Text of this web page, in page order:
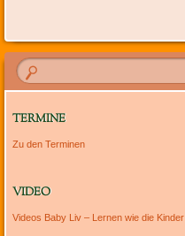
TERMINE
Zu den Terminen
VIDEO
Videos Baby Liv – Lernen wie die Kinder